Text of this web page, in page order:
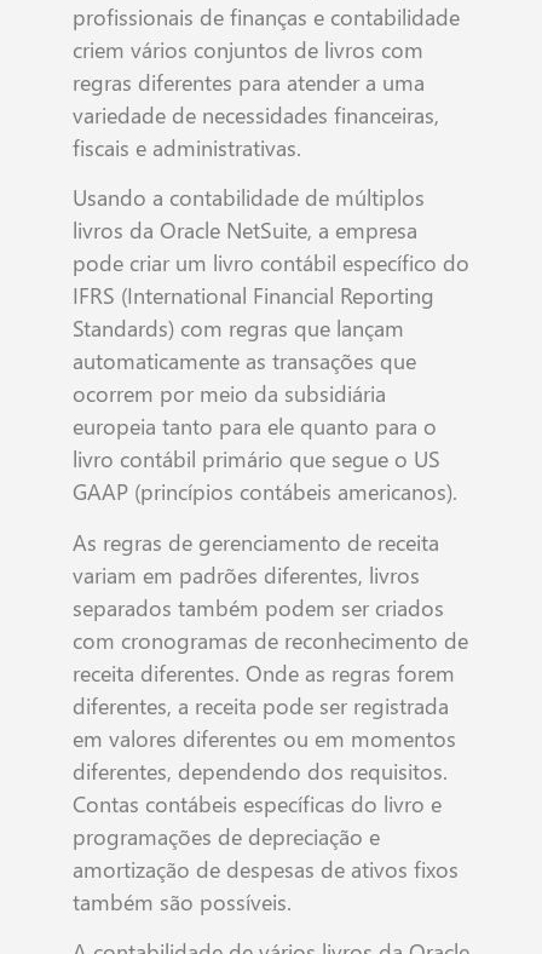
profissionais de finanças e contabilidade
criem vários conjuntos de livros com
regras diferentes para atender a uma
variedade de necessidades financeiras,
fiscais e administrativas.
Usando a contabilidade de múltiplos
livros da Oracle NetSuite, a empresa
pode criar um livro contábil específico do
IFRS (International Financial Reporting
Standards) com regras que lançam
automaticamente as transações que
ocorrem por meio da subsidiária
europeia tanto para ele quanto para o
livro contábil primário que segue o US
GAAP (princípios contábeis americanos).
As regras de gerenciamento de receita
variam em padrões diferentes, livros
separados também podem ser criados
com cronogramas de reconhecimento de
receita diferentes. Onde as regras forem
diferentes, a receita pode ser registrada
em valores diferentes ou em momentos
diferentes, dependendo dos requisitos.
Contas contábeis específicas do livro e
programações de depreciação e
amortização de despesas de ativos fixos
também são possíveis.